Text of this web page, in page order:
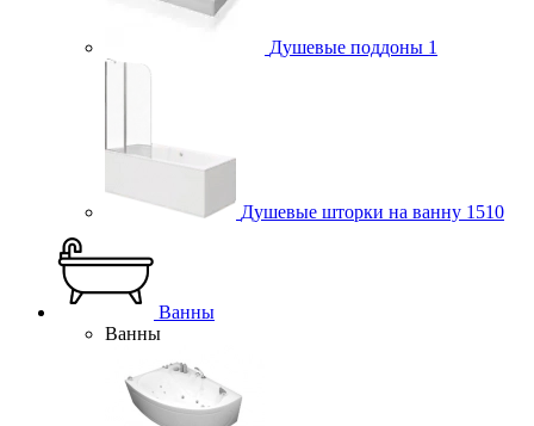
Душевые поддоны 1
Душевые шторки на ванну 1510
Ванны
Ванны